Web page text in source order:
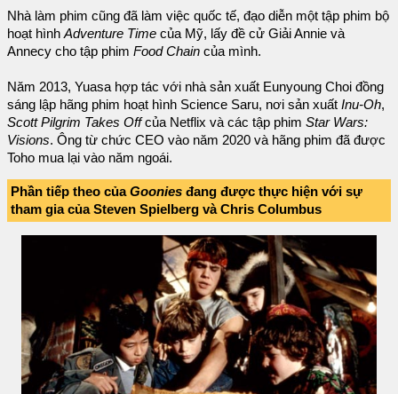
Nhà làm phim cũng đã làm việc quốc tế, đạo diễn một tập phim bộ
hoạt hình Adventure Time của Mỹ, lấy đề cử Giải Annie và
Annecy cho tập phim Food Chain của mình.
Năm 2013, Yuasa hợp tác với nhà sản xuất Eunyoung Choi đồng
sáng lập hãng phim hoạt hình Science Saru, nơi sản xuất Inu-Oh,
Scott Pilgrim Takes Offcủa Netflix và các tập phim Star Wars:
Visions. Ông từ chức CEO vào năm 2020 và hãng phim đã được
Toho mua lại vào năm ngoái.
Phần tiếp theo củaGoonies đang được thực hiện với sự
tham gia của Steven Spielberg và Chris Columbus